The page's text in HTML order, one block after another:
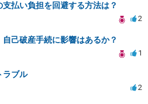
払い負担を回避する方法は？
2
己破産手続に影響はあるか？
1
ラブル
2